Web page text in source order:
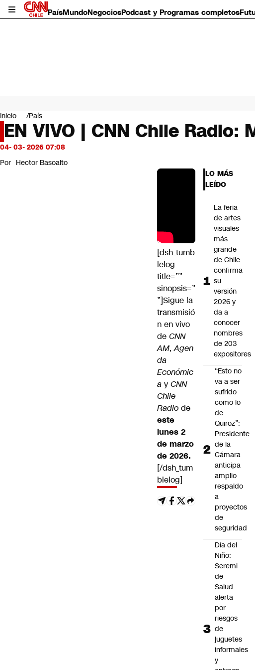
PaísMundoNegociosPodcast y Programas completos
Mundo
Negocios
Deportes
Programas completos
Servicios
Inicio País
EN VIVO | CNN Chile
04- 03- 2026 07:08
Por Hector Basoalto
[dsh_tumb
lelog
title=””
sinopsis=”
”]Sigue la
transmisió
n en vivo
de CNN
AM,Agen
da
Económic
a y CNN
Chile
Radio de
este
lunes 2
de marzo
de 2026.
[/dsh_tum
blelog]
LO MÁS
LEÍDO
La feria
de artes
visuales
más
grande
de Chile
confirma
su
versión
2026 y
da a
conocer
nombres
de 203
expositores
“Esto no
va a ser
sufrido
como lo
de
Quiroz”:
Presidente
de la
Cámara
anticipa
amplio
respaldo
a
proyectos
de
seguridad
Día del
Niño:
Seremi
de
Salud
alerta
por
riesgos
de
juguetes
informales
y